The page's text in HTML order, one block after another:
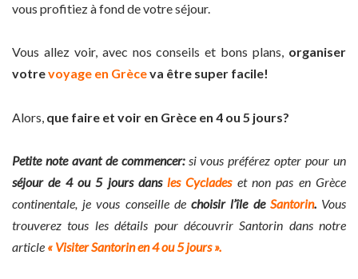
vous profitiez à fond de votre séjour.
Vous allez voir, avec nos conseils et bons plans, organiser
votrevoyage en Grèceva être super facile!
Alors, que faire et voir en Grèce en 4 ou 5 jours?
Petite note avant de commencer:si vous préférez opter pour un
séjour de 4 ou 5 jours dansles Cycladeset non pas en Grèce
continentale, je vous conseille dechoisir l’île de Santorin.Vous
trouverez tous les détails pour découvrir Santorin dans notre
article « Visiter Santorin en 4 ou 5 jours ».